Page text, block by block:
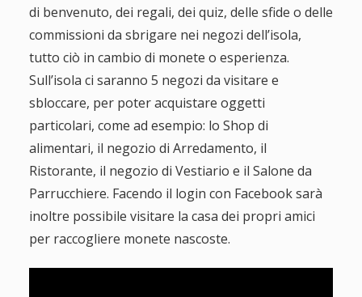
di benvenuto, dei regali, dei quiz, delle sfide o delle
commissioni da sbrigare nei negozi dell’isola,
tutto ciò in cambio di monete o esperienza.
Sull’isola ci saranno 5 negozi da visitare e
sbloccare, per poter acquistare oggetti
particolari, come ad esempio: lo Shop di
alimentari, il negozio di Arredamento, il
Ristorante, il negozio di Vestiario e il Salone da
Parrucchiere. Facendo il login con Facebook sarà
inoltre possibile visitare la casa dei propri amici
per raccogliere monete nascoste.